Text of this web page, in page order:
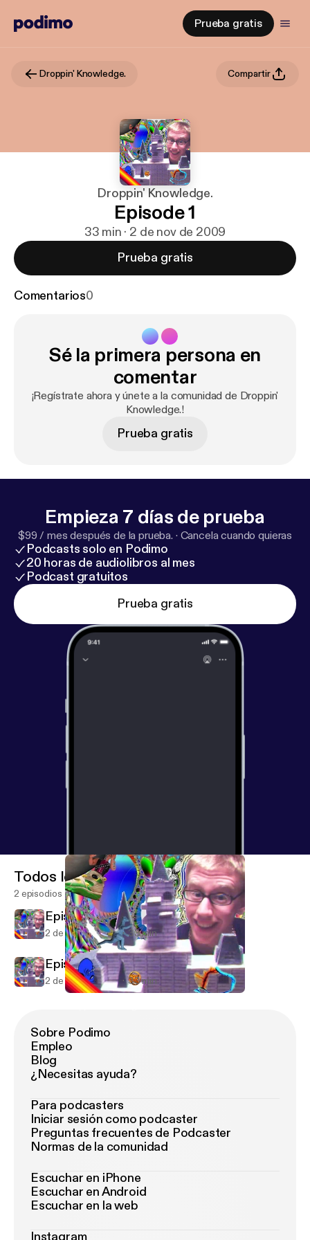
Prueba gratis
Droppin' Knowledge. Compartir
Droppin' Knowledge.
Episode 1
33 min · 2 de nov de 2009
Prueba gratis
Comentarios0
Sé la primera persona en
comentar
¡Regístrate ahora y únete a la comunidad de Droppin'
Knowledge.!
Prueba gratis
Empieza 7 días de prueba
$99 / mes después de la prueba. · Cancela cuando quieras
Podcasts solo en Podimo
20 horas de audiolibros al mes
Podcast gratuitos
Prueba gratis
Todos los episodios
2 episodios
Episode 1
2 de nov de 2009 33 min
Episode 1
2 de nov de 2009 33 min
Sobre Podimo
Empleo
Blog
¿Necesitas ayuda?
Para podcasters
Iniciar sesión como podcaster
Preguntas frecuentes de Podcaster
Normas de la comunidad
Escuchar en iPhone
Escuchar en Android
Escuchar en la web
Instagram